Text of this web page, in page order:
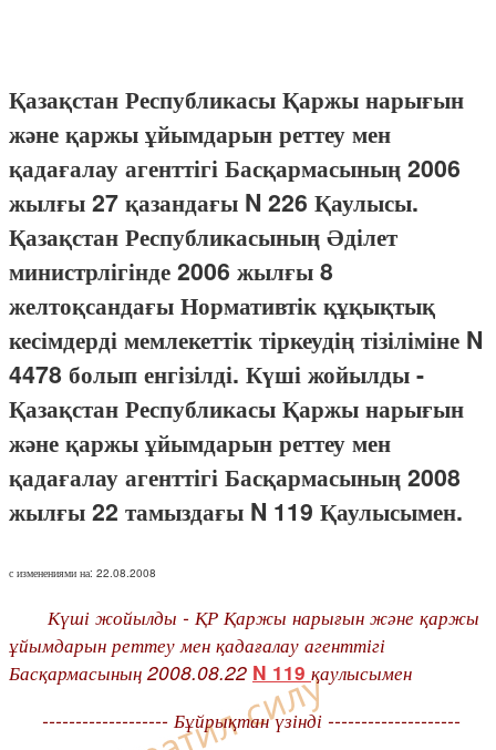
Қазақстан Республикасы Қаржы нарығын
және қаржы ұйымдарын реттеу мен
қадағалау агенттігі Басқармасының 2006
жылғы 27 қазандағы N 226 Қаулысы.
Қазақстан Республикасының Әділет
министрлігінде 2006 жылғы 8
желтоқсандағы Нормативтік құқықтық
кесімдерді мемлекеттік тіркеудің тізіліміне N
4478 болып енгізілді. Күші жойылды -
Қазақстан Республикасы Қаржы нарығын
және қаржы ұйымдарын реттеу мен
қадағалау агенттігі Басқармасының 2008
жылғы 22 тамыздағы N 119 Қаулысымен.
с изменениями на: 22.08.2008
Күші жойылды - ҚР Қаржы нарығын және қаржы
ұйымдарын реттеу мен қадағалау агенттігі
Басқармасының 2008.08.22 N 119 қаулысымен
------------------- Бұйрықтан үзінді --------------------